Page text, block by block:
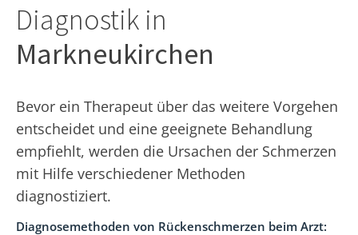
Diagnostik in
Markneukirchen
Bevor ein Therapeut über das weitere Vorgehen
entscheidet und eine geeignete Behandlung
empfiehlt, werden die Ursachen der Schmerzen
mit Hilfe verschiedener Methoden
diagnostiziert.
Diagnosemethoden von Rückenschmerzen beim Arzt: